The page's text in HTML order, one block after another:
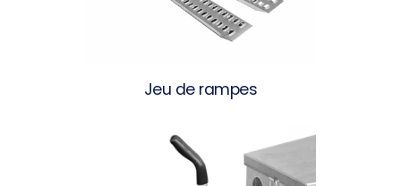
Jeu de rampes